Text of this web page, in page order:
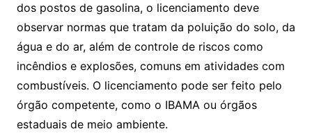
dos postos de gasolina, o licenciamento deve
observar normas que tratam da poluição do solo, da
água e do ar, além de controle de riscos como
incêndios e explosões, comuns em atividades com
combustíveis. O licenciamento pode ser feito pelo
órgão competente, como o IBAMA ou órgãos
estaduais de meio ambiente.